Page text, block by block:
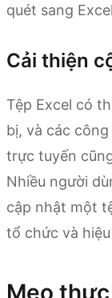
quét sang
Cải thiện
Tệp Excel có
bị, và các
trực tuyến
Nhiều người
cập nhật một
tổ chức và
Mẹo